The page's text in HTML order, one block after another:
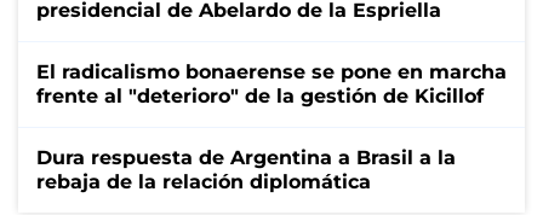
presidencial de Abelardo de la Espriella
El radicalismo bonaerense se pone en marcha
frente al "deterioro" de la gestión de Kicillof
Dura respuesta de Argentina a Brasil a la
rebaja de la relación diplomática